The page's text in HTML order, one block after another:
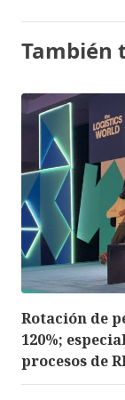
También
Rotación de
120%;
procesos de